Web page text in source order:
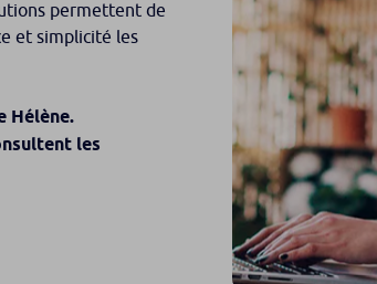
permettent de
et simplicité les
Hélène.
les